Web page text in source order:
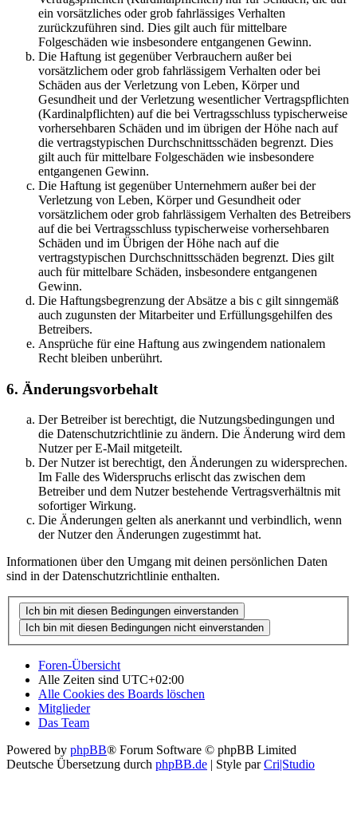
ein vorsätzliches oder grob fahrlässiges Verhalten
zurückzuführen sind. Dies gilt auch für mittelbare
Folgeschäden wie insbesondere entgangenen Gewinn.
Die Haftung ist gegenüber Verbrauchern außer bei
vorsätzlichem oder grob fahrlässigem Verhalten oder bei
Schäden aus der Verletzung von Leben, Körper und
Gesundheit und der Verletzung wesentlicher Vertragspflichten
(Kardinalpflichten) auf die bei Vertragsschluss typischerweise
vorhersehbaren Schäden und im übrigen der Höhe nach auf
die vertragstypischen Durchschnittsschäden begrenzt. Dies
gilt auch für mittelbare Folgeschäden wie insbesondere
entgangenen Gewinn.
Die Haftung ist gegenüber Unternehmern außer bei der
Verletzung von Leben, Körper und Gesundheit oder
vorsätzlichem oder grob fahrlässigem Verhalten des Betreibers
auf die bei Vertragsschluss typischerweise vorhersehbaren
Schäden und im Übrigen der Höhe nach auf die
vertragstypischen Durchschnittsschäden begrenzt. Dies gilt
auch für mittelbare Schäden, insbesondere entgangenen
Gewinn.
Die Haftungsbegrenzung der Absätze a bis c gilt sinngemäß
auch zugunsten der Mitarbeiter und Erfüllungsgehilfen des
Betreibers.
Ansprüche für eine Haftung aus zwingendem nationalem
Recht bleiben unberührt.
6. Änderungsvorbehalt
Der Betreiber ist berechtigt, die Nutzungsbedingungen und
die Datenschutzrichtlinie zu ändern. Die Änderung wird dem
Nutzer per E-Mail mitgeteilt.
Der Nutzer ist berechtigt, den Änderungen zu widersprechen.
Im Falle des Widerspruchs erlischt das zwischen dem
Betreiber und dem Nutzer bestehende Vertragsverhältnis mit
sofortiger Wirkung.
Die Änderungen gelten als anerkannt und verbindlich, wenn
der Nutzer den Änderungen zugestimmt hat.
Informationen über den Umgang mit deinen persönlichen Daten
sind in der Datenschutzrichtlinie enthalten.
Foren-Übersicht
Alle Zeiten sind UTC+02:00
Alle Cookies des Boards löschen
Mitglieder
Das Team
Powered by phpBB® Forum Software © phpBB Limited
Deutsche Übersetzung durch phpBB.de | Style parCri|Studio